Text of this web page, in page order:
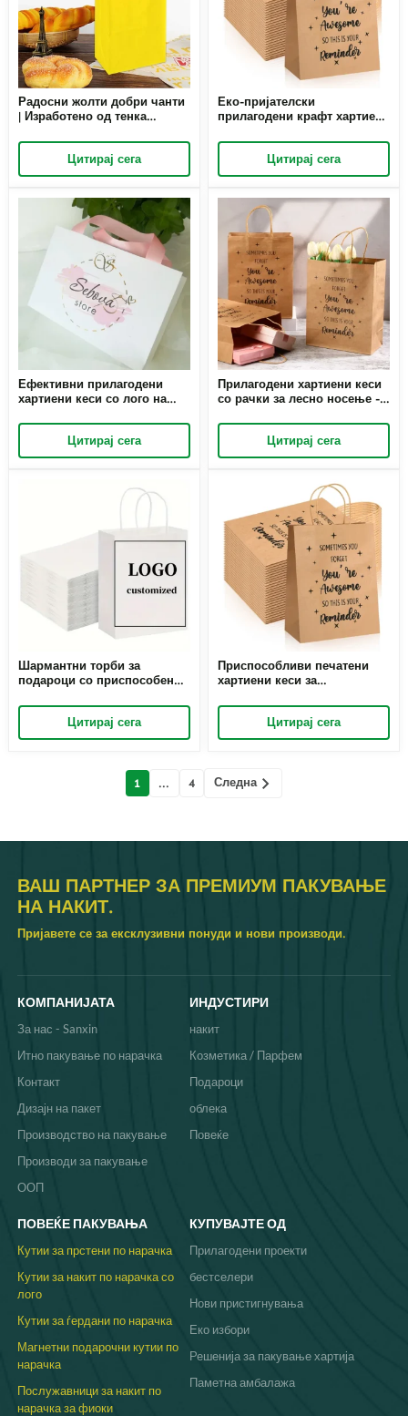
Радосни жолти добри чанти
| Изработено од тенка
за носење подароци за
радосно ширење
Цитирај сега
Еко-пријателски
прилагодени крафт хартиени
Цврсти крафт хартиени кеси
со RichpackЦитирај сега
Ефективни прилагодени
хартиени кеси со лого на
хартиени кеси на големо со
RichpackЦитирај сега
Прилагодени хартиени кеси
со рачки за лесно носење -
цврсти рачки
Цитирај сега
Шармантни торби за
подароци со приспособено
подароци - брендирани
торби за подароци за да ги
издвоите вашите подароци
Цитирај сега
Приспособливи печатени
хартиени кеси за
хартиени кеси по мерка со
вашите дизајни
Цитирај сега
1 ... 4 Следна
ВАШ ПАРТНЕР ЗА ПРЕМИУМ ПАКУВАЊЕ
НА НАКИТ.
Пријавете се за ексклузивни понуди и нови производи.
КОМПАНИЈАТА
За нас - Sanxin
Итно пакување по нарачка
Контакт
Дизајн на пакет
Производство на пакување
Производи за пакување
ООП
ИНДУСТИРИ
накит
Козметика / Парфем
Подароци
облека
Повеќе
ПОВЕЌЕ ПАКУВАЊА
Кутии за прстени по нарачка
Кутии за накит по нарачка со
лого
Кутии за ѓердани по нарачка
Магнетни подарочни кутии по
нарачка
Послужавници за накит по
нарачка за фиоки
КУПУВАЈТЕ ОД
Прилагодени проекти
бестселери
Нови пристигнувања
Еко избори
Решенија за пакување хартија
Паметна амбалажа